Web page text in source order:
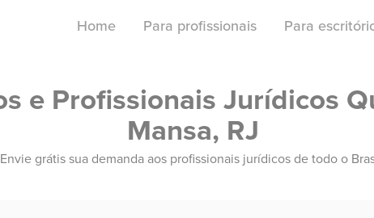
Home Para profissionais Para
e Profissionais Jurídicos
Mansa, RJ
Envie grátis sua demanda aos profissionais jurídicos de todo o